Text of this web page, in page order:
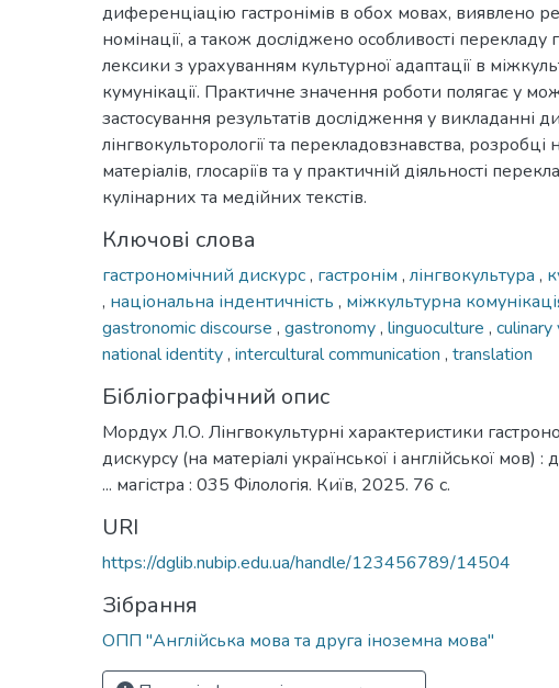
диференціацію гастронімів в обох мовах, виявлено
номінації, а також досліджено особливості перекладу
лексики з урахуванням культурної адаптації в
кумунікації. Практичне значення роботи полягає у
застосування результатів дослідження у викладанні
лінгвокульторології та перекладовзнавства, розробці
матеріалів, глосаріїв та у практичній діяльності
кулінарних та медійних текстів.
Ключові слова
гастрономічний дискурс, гастронім , лінгвокультура ,
, національна індентичність , міжкультурна
gastronomic discourse , gastronomy, linguoculture , culinary
national identity, intercultural communication , translation
Бібліографічний опис
Мордух Л.О. Лінгвокультурні характеристики
дискурсу (на матеріалі української і англійської мов)
... магістра : 035 Фiлoлoгiя. Київ, 2025. 76 с.
URI
https://dglib.nubip.edu.ua/handle/123456789/14504
Зібрання
ОПП "Англійська мова та друга іноземна мова"